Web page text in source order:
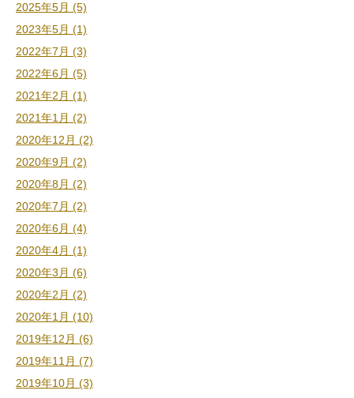
2025年5月 (5)
2023年5月 (1)
2022年7月 (3)
2022年6月 (5)
2021年2月 (1)
2021年1月 (2)
2020年12月 (2)
2020年9月 (2)
2020年8月 (2)
2020年7月 (2)
2020年6月 (4)
2020年4月 (1)
2020年3月 (6)
2020年2月 (2)
2020年1月 (10)
2019年12月 (6)
2019年11月 (7)
2019年10月 (3)